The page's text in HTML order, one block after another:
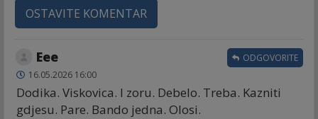
OSTAVITE KOMENTAR
Eee
16.05.2026 16:00
Dodika. Viskovica. I zoru. Debelo. Treba. Kazniti
gdjesu. Pare. Bando jedna. Olosi.
ODGOVORITE